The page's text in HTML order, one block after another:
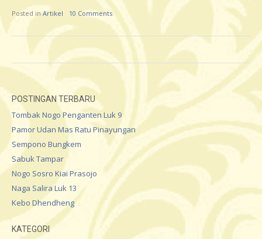
Posted inArtikel 10 Comments
POSTINGAN TERBARU
Tombak Nogo Penganten Luk 9
Pamor Udan Mas Ratu Pinayungan
Sempono Bungkem
Sabuk Tampar
Nogo Sosro Kiai Prasojo
Naga Salira Luk 13
Kebo Dhendheng
KATEGORI